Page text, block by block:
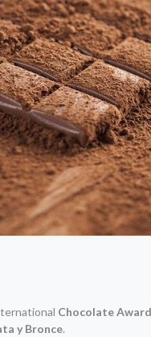
Chocolate
y Bronce.